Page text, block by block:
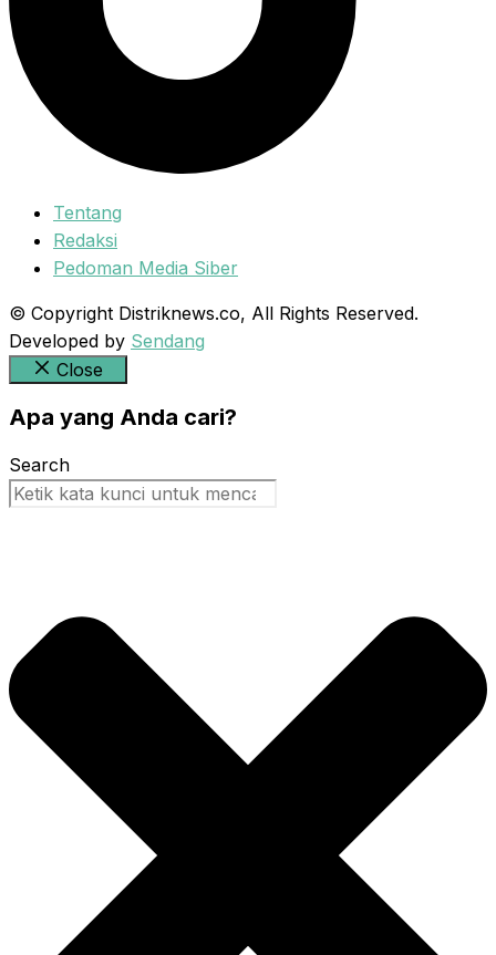
Tentang
Redaksi
Pedoman Media Siber
© Copyright Distriknews.co, All Rights Reserved.
Developed by Sendang
Close
Apa yang Anda cari?
Search